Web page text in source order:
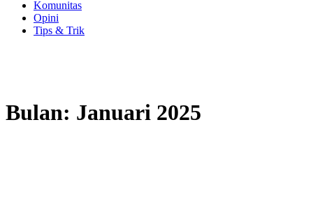
Komunitas
Opini
Tips & Trik
Bulan: Januari 2025